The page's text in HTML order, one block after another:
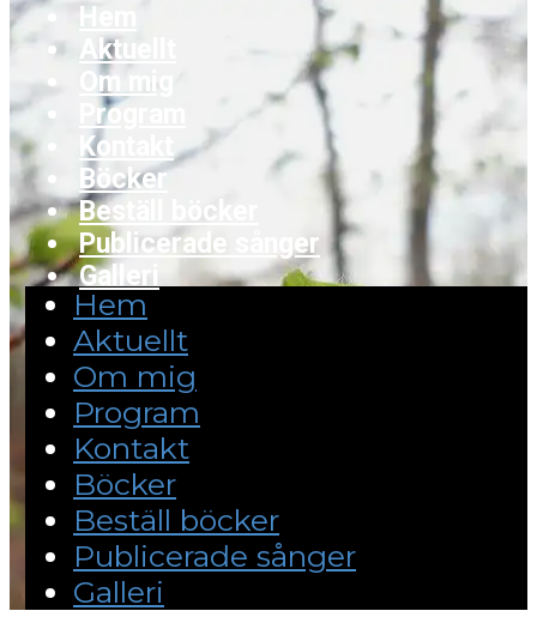
Hem
Aktuellt
Om mig
Program
Kontakt
Böcker
Beställ böcker
Publicerade sånger
Galleri
Hem
Aktuellt
Om mig
Program
Kontakt
Böcker
Beställ böcker
Publicerade sånger
Galleri